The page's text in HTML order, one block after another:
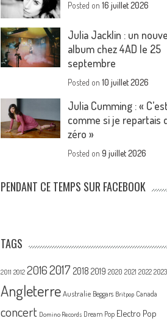
Posted on16 juillet 2026
Julia Jacklin : un
album chez 4AD le 25
septembre
Posted on10 juillet 2026
Julia Cumming : «
comme si je repartais
zéro »
Posted on9 juillet 2026
PENDANT CE TEMPS SUR FACEBOOK
TAGS
2011 2012 20162017 2018 2019 2020 2021 2022 2023
Angleterre Australie Beggars Britpop Canada
concert Domino Records Dream Pop Electro Pop